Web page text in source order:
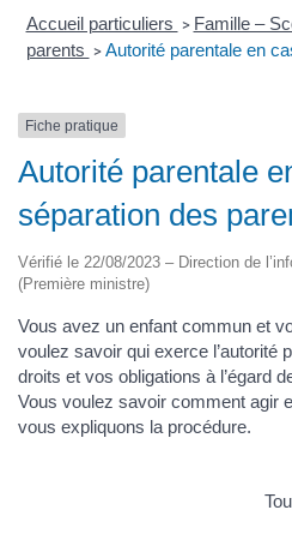
Accueil particuliers > Famille –
parents > Autorité parentale en
Fiche pratique
Autorité parentale
séparation des
Vérifié le 22/08/2023 – Direction de
(Première ministre)
Vous avez un enfant commun et
voulez savoir qui exerce l’autorité
droits et vos obligations à l’égard
Vous voulez savoir comment agir
vous expliquons la procédure.